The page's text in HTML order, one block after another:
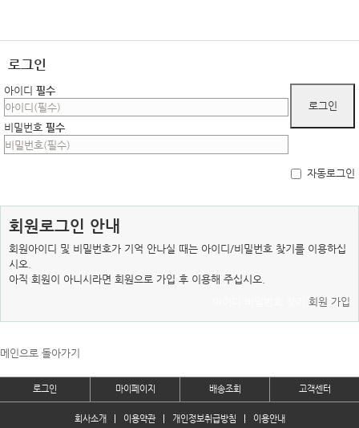
로그인
아이디 필수
비밀번호 필수
자동로그인
회원로그인 안내
회원아이디 및 비밀번호가 기억 안나실 때는 아이디/비밀번호 찾기를 이용하십
시오.
아직 회원이 아니시라면 회원으로 가입 후 이용해 주십시오.
회원 가입
메인으로 돌아가기
로그인 마이페이지 배송조회 고객센터
회사소개 이용약관 개인정보취급방침 이용안내